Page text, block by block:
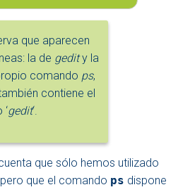
que aparecen
la de gedity la
comando ps,
contiene el
gedit‘.
que sólo hemos utilizado
que el comando ps dispone